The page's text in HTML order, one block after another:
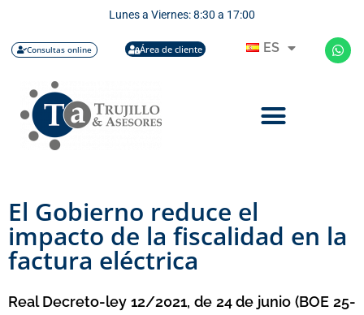
Lunes a Viernes: 8:30 a 17:00
Consultas online Área de cliente ES
El Gobierno reduce el
impacto de la fiscalidad en la
factura eléctrica
Real Decreto-ley 12/2021, de 24 de junio (BOE 25-